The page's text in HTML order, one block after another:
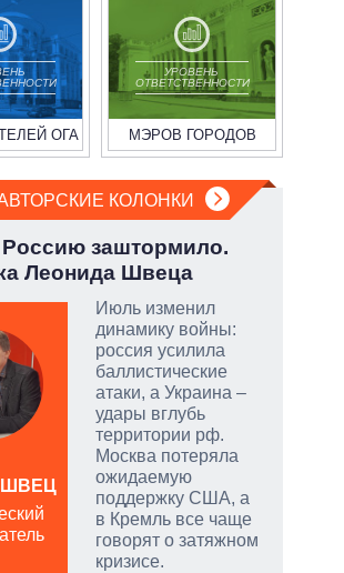
ОГА
УРОВЕНЬ
ОТВЕТСТВЕННОСТИ
МЭРОВ ГОРОДОВ
КОЛОНКИ
заштормило.
Леонида Швеца
Июль изменил
динамику войны:
россия усилила
баллистические
атаки, а Украина –
удары вглубь
территории рф.
Москва потеряла
ожидаемую
поддержку США, а
в Кремль все чаще
говорят о затяжном
кризисе.
ШВЕЦ